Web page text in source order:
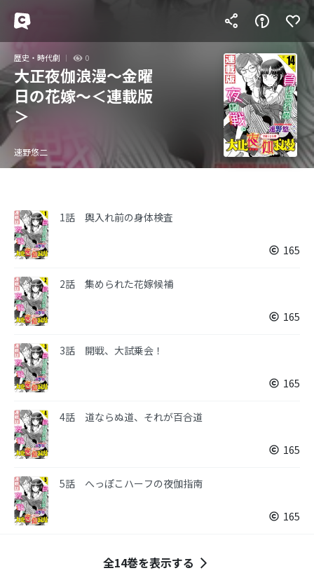
歴史・時代劇 0
大正夜伽浪漫～金曜
日の花嫁～＜連載版
＞
速野悠二
1話 輿入れ前の身体検査
165
2話 集められた花嫁候補
165
3話 開戦、大試乗会！
165
4話 道ならぬ道、それが百合道
165
5話 へっぽこハーフの夜伽指南
165
全14巻を表示する